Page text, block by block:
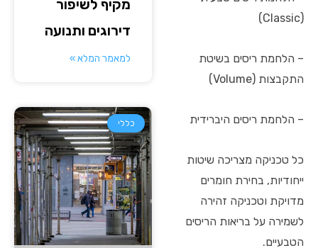
(Classic)
– הלחמת ריסים בשיטת
התקבצות (Volume)
– הלחמת ריסים היברידית
כל טכניקה מצריכה שיטות
ייחודיות, בחירת חומרים
מדויקת וטכניקה זהירה
לשמירה על בריאות הריסים
הטבעיים.
מקיף לשיפור
דירוגים ותנועה
למאמר המלא »
כללי